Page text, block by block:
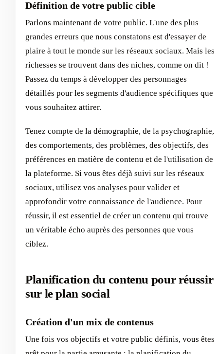
Définition de votre public cible
Parlons maintenant de votre public. L'une des plus
grandes erreurs que nous constatons est d'essayer de
plaire à tout le monde sur les réseaux sociaux. Mais les
richesses se trouvent dans des niches, comme on dit !
Passez du temps à développer des personnages
détaillés pour les segments d'audience spécifiques que
vous souhaitez attirer.
Tenez compte de la démographie, de la psychographie,
des comportements, des problèmes, des objectifs, des
préférences en matière de contenu et de l'utilisation de
la plateforme. Si vous êtes déjà suivi sur les réseaux
sociaux, utilisez vos analyses pour valider et
approfondir votre connaissance de l'audience. Pour
réussir, il est essentiel de créer un contenu qui trouve
un véritable écho auprès des personnes que vous
ciblez.
Planification du contenu pour réussir
sur le plan social
Création d'un mix de contenus
Une fois vos objectifs et votre public définis, vous êtes